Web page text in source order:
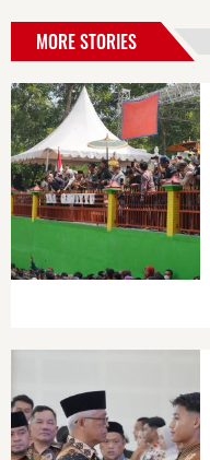
MORE STORIES